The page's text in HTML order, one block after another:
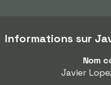
Informations sur
Nom
Javier